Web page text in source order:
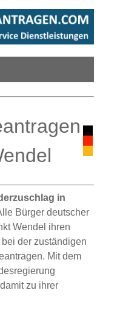
in
Bürger deutscher
Wendel ihren
der zuständigen
Mit dem
zu ihrer